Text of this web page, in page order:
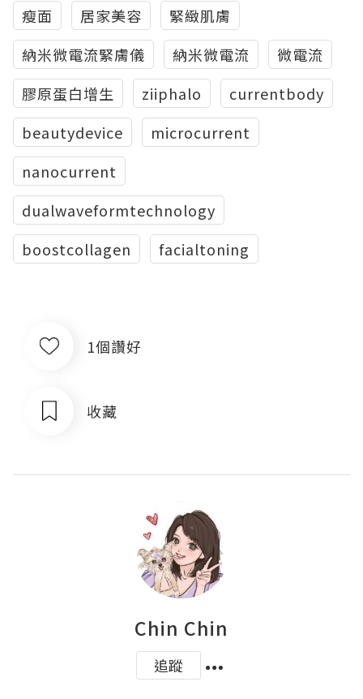
瘦面
居家美容
緊緻肌膚
納米微電流緊膚儀
納米微電流
微電流
膠原蛋白增生
ziiphalo
currentbody
beautydevice
microcurrent
nanocurrent
dualwaveformtechnology
boostcollagen
facialtoning
1個讚好
收藏
Chin Chin
追蹤